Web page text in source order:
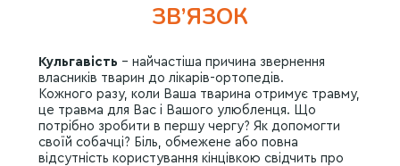
ЗВ’ЯЗОК
Кульгавість – найчастіша причина звернення
власників тварин до лікарів-ортопедів.
Кожного разу, коли Ваша тварина отримує травму,
це травма для Вас і Вашого улюбленця. Що
потрібно зробити в першу чергу? Як допомогти
своїй собачці? Біль, обмежене або повна
відсутність користування кінцівкою свідчить про